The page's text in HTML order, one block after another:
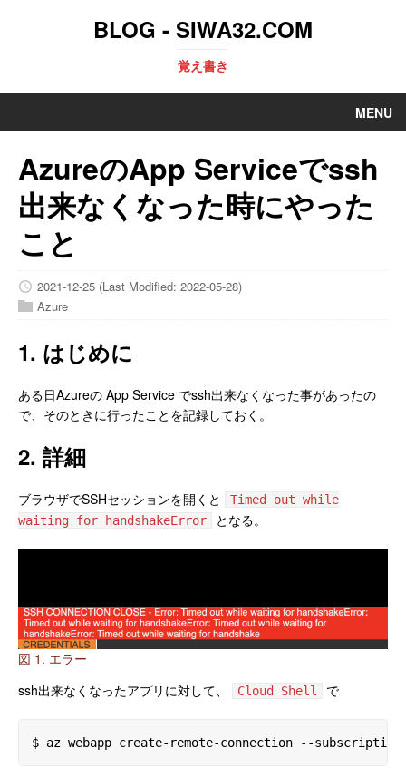
BLOG - SIWA32.COM
覚え書き
MENU
AzureのApp Serviceでssh
出来なくなった時にやった
こと
2021-12-25 (Last Modified: 2022-05-28)
Azure
1. はじめに
ある日Azureの App Service でssh出来なくなった事があったの
で、そのときに行ったことを記録しておく。
2. 詳細
ブラウザでSSHセッションを開くと
Timed out while
waiting for handshakeError
となる。
図 1. エラー
ssh出来なくなったアプリに対して、
Cloud Shell で
$ az webapp create-remote-connection --